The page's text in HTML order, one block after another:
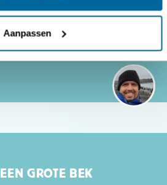
Aanpassen
moeilijk te herkennen.
GROTE BEK